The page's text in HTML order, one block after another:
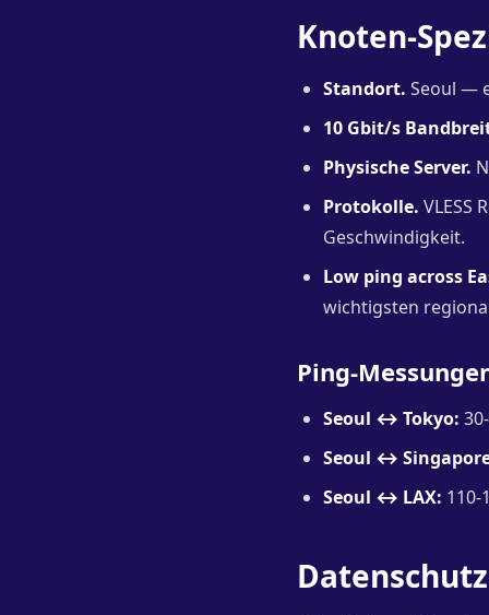
Knoten-
Standort. Seoul —
10 Gbit/s
Physische Server.
Protokolle. VLESS
Geschwindigkeit.
Low ping across
wichtigsten
Ping-
Seoul ↔ Tokyo:
Seoul ↔
Seoul ↔ LAX: 110-